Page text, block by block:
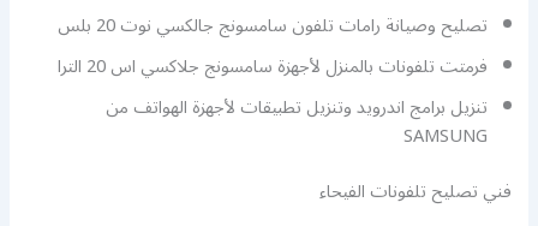
تصليح وصيانة رامات تلفون سامسونج جالكسي نوت 20 بلس
فرمتت تلفونات بالمنزل لأجهزة سامسونج جلاكسي اس 20 الترا
تنزيل برامج اندرويد وتنزيل تطبيقات لأجهزة الهواتف من
SAMSUNG
فني تصليح تلفونات الفيحاء